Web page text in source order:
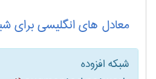
معادل های انگلیسی برای
شبکه افزوده